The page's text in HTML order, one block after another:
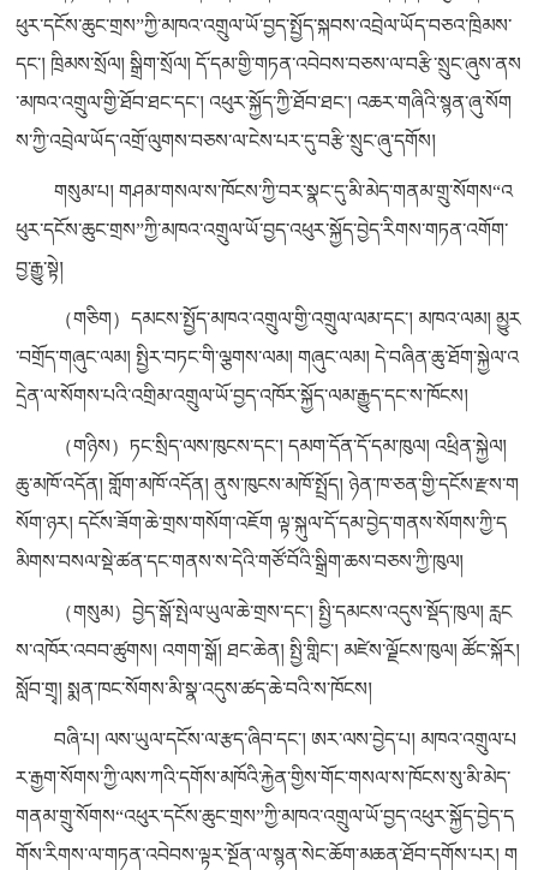
ཕུར་དངོས་ཆུང་གྲས”ཀྱི་མཁའ་འགྲུལ་ཡོ་བྱད་སྤྱོད་སྐབས་འབྲེལ་ཡོད་བཅའ་ཁྲིམས་
དང་། ཁྲིམས་སྲོལ། སྒྲིག་སྲོལ། དོ་དམ་གྱི་གཏན་འབེབས་བཅས་ལ་བརྩི་སྲུང་ཞུས་ནས
་མཁའ་འགྲུལ་གྱི་ཐོབ་ཐང་དང་། འཕུར་སྐྱོད་ཀྱི་ཐོབ་ཐང་། འཆར་གཞིའི་སྙན་ཞུ་སོག
ས་ཀྱི་འབྲེལ་ཡོད་འགྲོ་ལུགས་བཅས་ལ་ངེས་པར་དུ་བརྩི་སྲུང་ཞུ་དགོས།
གསུམ་པ། གཤམ་གསལ་ས་ཁོངས་ཀྱི་བར་སྣང་དུ་མི་མེད་གནམ་གྲུ་སོགས“འ
ཕུར་དངོས་ཆུང་གྲས”ཀྱི་མཁའ་འགྲུལ་ཡོ་བྱད་འཕུར་སྐྱོད་བྱེད་རིགས་གཏན་འགོག་
བྱ་རྒྱུ་སྟེ།
（གཅིག）དམངས་སྤྱོད་མཁའ་འགྲུལ་གྱི་འགྲུལ་ལམ་དང་། མཁའ་ལམ། མྱུར
་བགྲོད་གཞུང་ལམ། སྤྱིར་བཏང་གི་ལྕགས་ལམ། གཞུང་ལམ། དེ་བཞིན་ཆུ་ཐོག་སྐྱེལ་འ
དྲེན་ལ་སོགས་པའི་འགྲིམ་འགྲུལ་ཡོ་བྱད་འཁོར་སྐྱོད་ལམ་རྒྱུད་དང་ས་ཁོངས།
（གཉིས）ཏང་སྲིད་ལས་ཁུངས་དང་། དམག་དོན་དོ་དམ་ཁུལ། འཕྲིན་སྐྱེལ།
ཆུ་མཁོ་འདོན། གློག་མཁོ་འདོན། ནུས་ཁུངས་མཁོ་སྤྲོད། ཉེན་ཁ་ཅན་གྱི་དངོས་རྫས་ག
སོག་ཉར། དངོས་ཟོག་ཆེ་གྲས་གསོག་འཇོག ལྟ་སྐུལ་དོ་དམ་བྱེད་གནས་སོགས་ཀྱི་ད
མིགས་བསལ་སྡེ་ཚན་དང་གནས་ས་དེའི་གཙོ་བོའི་སྒྲིག་ཆས་བཅས་ཀྱི་ཁུལ།
（གསུམ）བྱེད་སྒོ་སྤེལ་ཡུལ་ཆེ་གྲས་དང་། སྤྱི་དམངས་འདུས་སྡོད་ཁུལ། རླང
ས་འཁོར་འབབ་ཚུགས། འགག་སྒོ། ཐང་ཆེན། སྤྱི་གླིང་། མཛེས་ལྗོངས་ཁུལ། ཚོང་སྐོར།
སློབ་གྲྭ། སྨན་ཁང་སོགས་མི་སྣ་འདུས་ཚད་ཆེ་བའི་ས་ཁོངས།
བཞི་པ། ལས་ཡུལ་དངོས་ལ་རྩད་ཞིབ་དང་། ཨར་ལས་བྱེད་པ། མཁའ་འགྲུལ་པ
ར་རྒྱག་སོགས་ཀྱི་ལས་ཀའི་དགོས་མཁོའི་རྐྱེན་གྱིས་གོང་གསལ་ས་ཁོངས་སུ་མི་མེད་
གནམ་གྲུ་སོགས“འཕུར་དངོས་ཆུང་གྲས”ཀྱི་མཁའ་འགྲུལ་ཡོ་བྱད་འཕུར་སྐྱོད་བྱེད་ད
གོས་རིགས་ལ་གཏན་འབེབས་ལྟར་སྔོན་ལ་སྙན་སེང་ཆོག་མཆན་ཐོབ་དགོས་པར། ག